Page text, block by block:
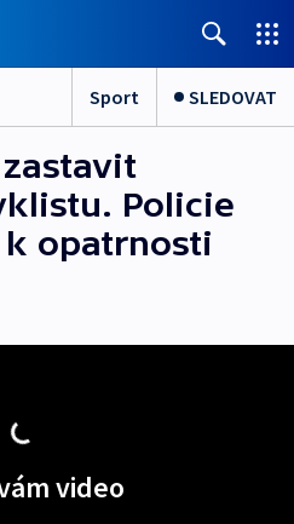
Sport SLEDOVAT
Policie
k opatrnosti
video